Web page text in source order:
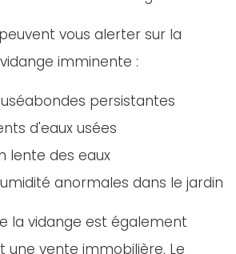
vous alerter sur la
imminente :
persistantes
d'eaux usées
lente des eaux
anormales dans le jardin
la vidange est également
une vente immobilière. Le